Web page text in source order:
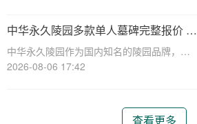
对逝者的纪念，也是对生者情感的寄托。因
此，选择一款既符合预算又具有纪念意义的
墓碑显得尤
中华永久陵园多款单人墓碑完整报价 淡
季下单直降数千元详解
中华永久陵园作为国内知名的陵园品牌，提
供多种单人墓碑选择，满足不同客户的需
元的优惠政策，帮助消费者做出明智的选
2026-08-06 17:42
查看更多